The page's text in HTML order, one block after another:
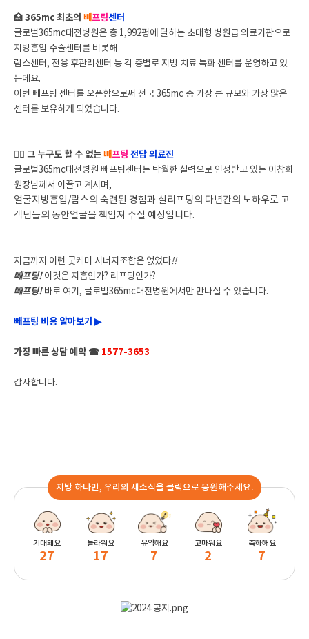
🏥365mc 최초의 빼프팅센터
글로벌365mc대전병원은 총 1,992평에 달하는 초대형 병원급 의료기관으로
지방흡입 수술센터를 비롯해
람스센터, 전용 후관리센터 등 각 층별로 지방 치료 특화 센터를 운영하고 있
는데요.
이번 빼프팅 센터를 오픈함으로써 전국 365mc 중 가장 큰 규모와 가장 많은
센터를 보유하게 되었습니다.
👨‍⚕️ 그 누구도 할 수 없는빼프팅 전담 의료진
글로벌365mc대전병원 빼프팅센터는 탁월한 실력으로 인정받고 있는 이창희
원장님께서 이끌고 계시며,
얼굴지방흡입/람스의 숙련된 경험과 실리프팅의 다년간의 노하우로 고
객님들의 동안얼굴을 책임져 주실 예정입니다.
지금까지 이런 굿케미 시너지조합은 없었다!!
빼프팅! 이것은 지흡인가? 리프팅인가?
빼프팅! 바로 여기, 글로벌365mc대전병원에서만 만나실 수 있습니다.
빼프팅 비용 알아보기 ▶
가장 빠른 상담 예약 ☎ 1577-3653
감사합니다.
지방 하나만, 우리의 새소식을 클릭으로 응원해주세요.
기대돼요
27
놀라워요
17
유익해요
7
고마워요
2
축하해요
7